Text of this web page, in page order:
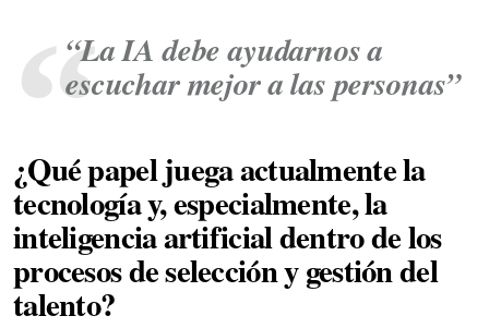
“La IA debe ayudarnos a
escuchar mejor a las personas”
¿Qué papel juega actualmente la
tecnología y, especialmente, la
inteligencia artificial dentro de los
procesos de selección y gestión del
talento?